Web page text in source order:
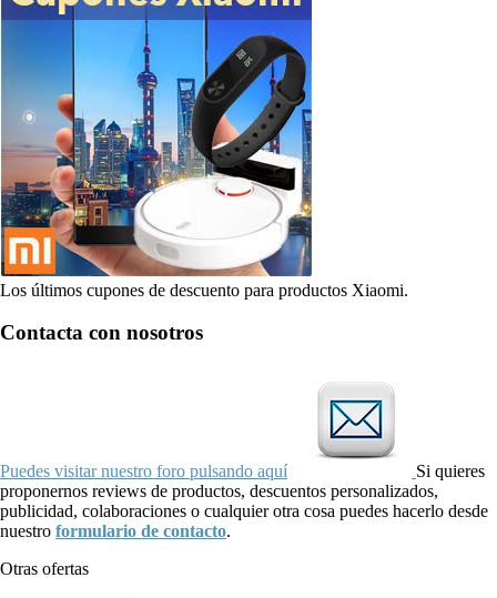
Los últimos cupones de descuento para productos Xiaomi.
Contacta con nosotros
Puedes visitar nuestro foro pulsando aquí
Si quieres
proponernos reviews de productos, descuentos personalizados,
publicidad, colaboraciones o cualquier otra cosa puedes hacerlo desde
nuestro formulario de contacto.
Otras ofertas